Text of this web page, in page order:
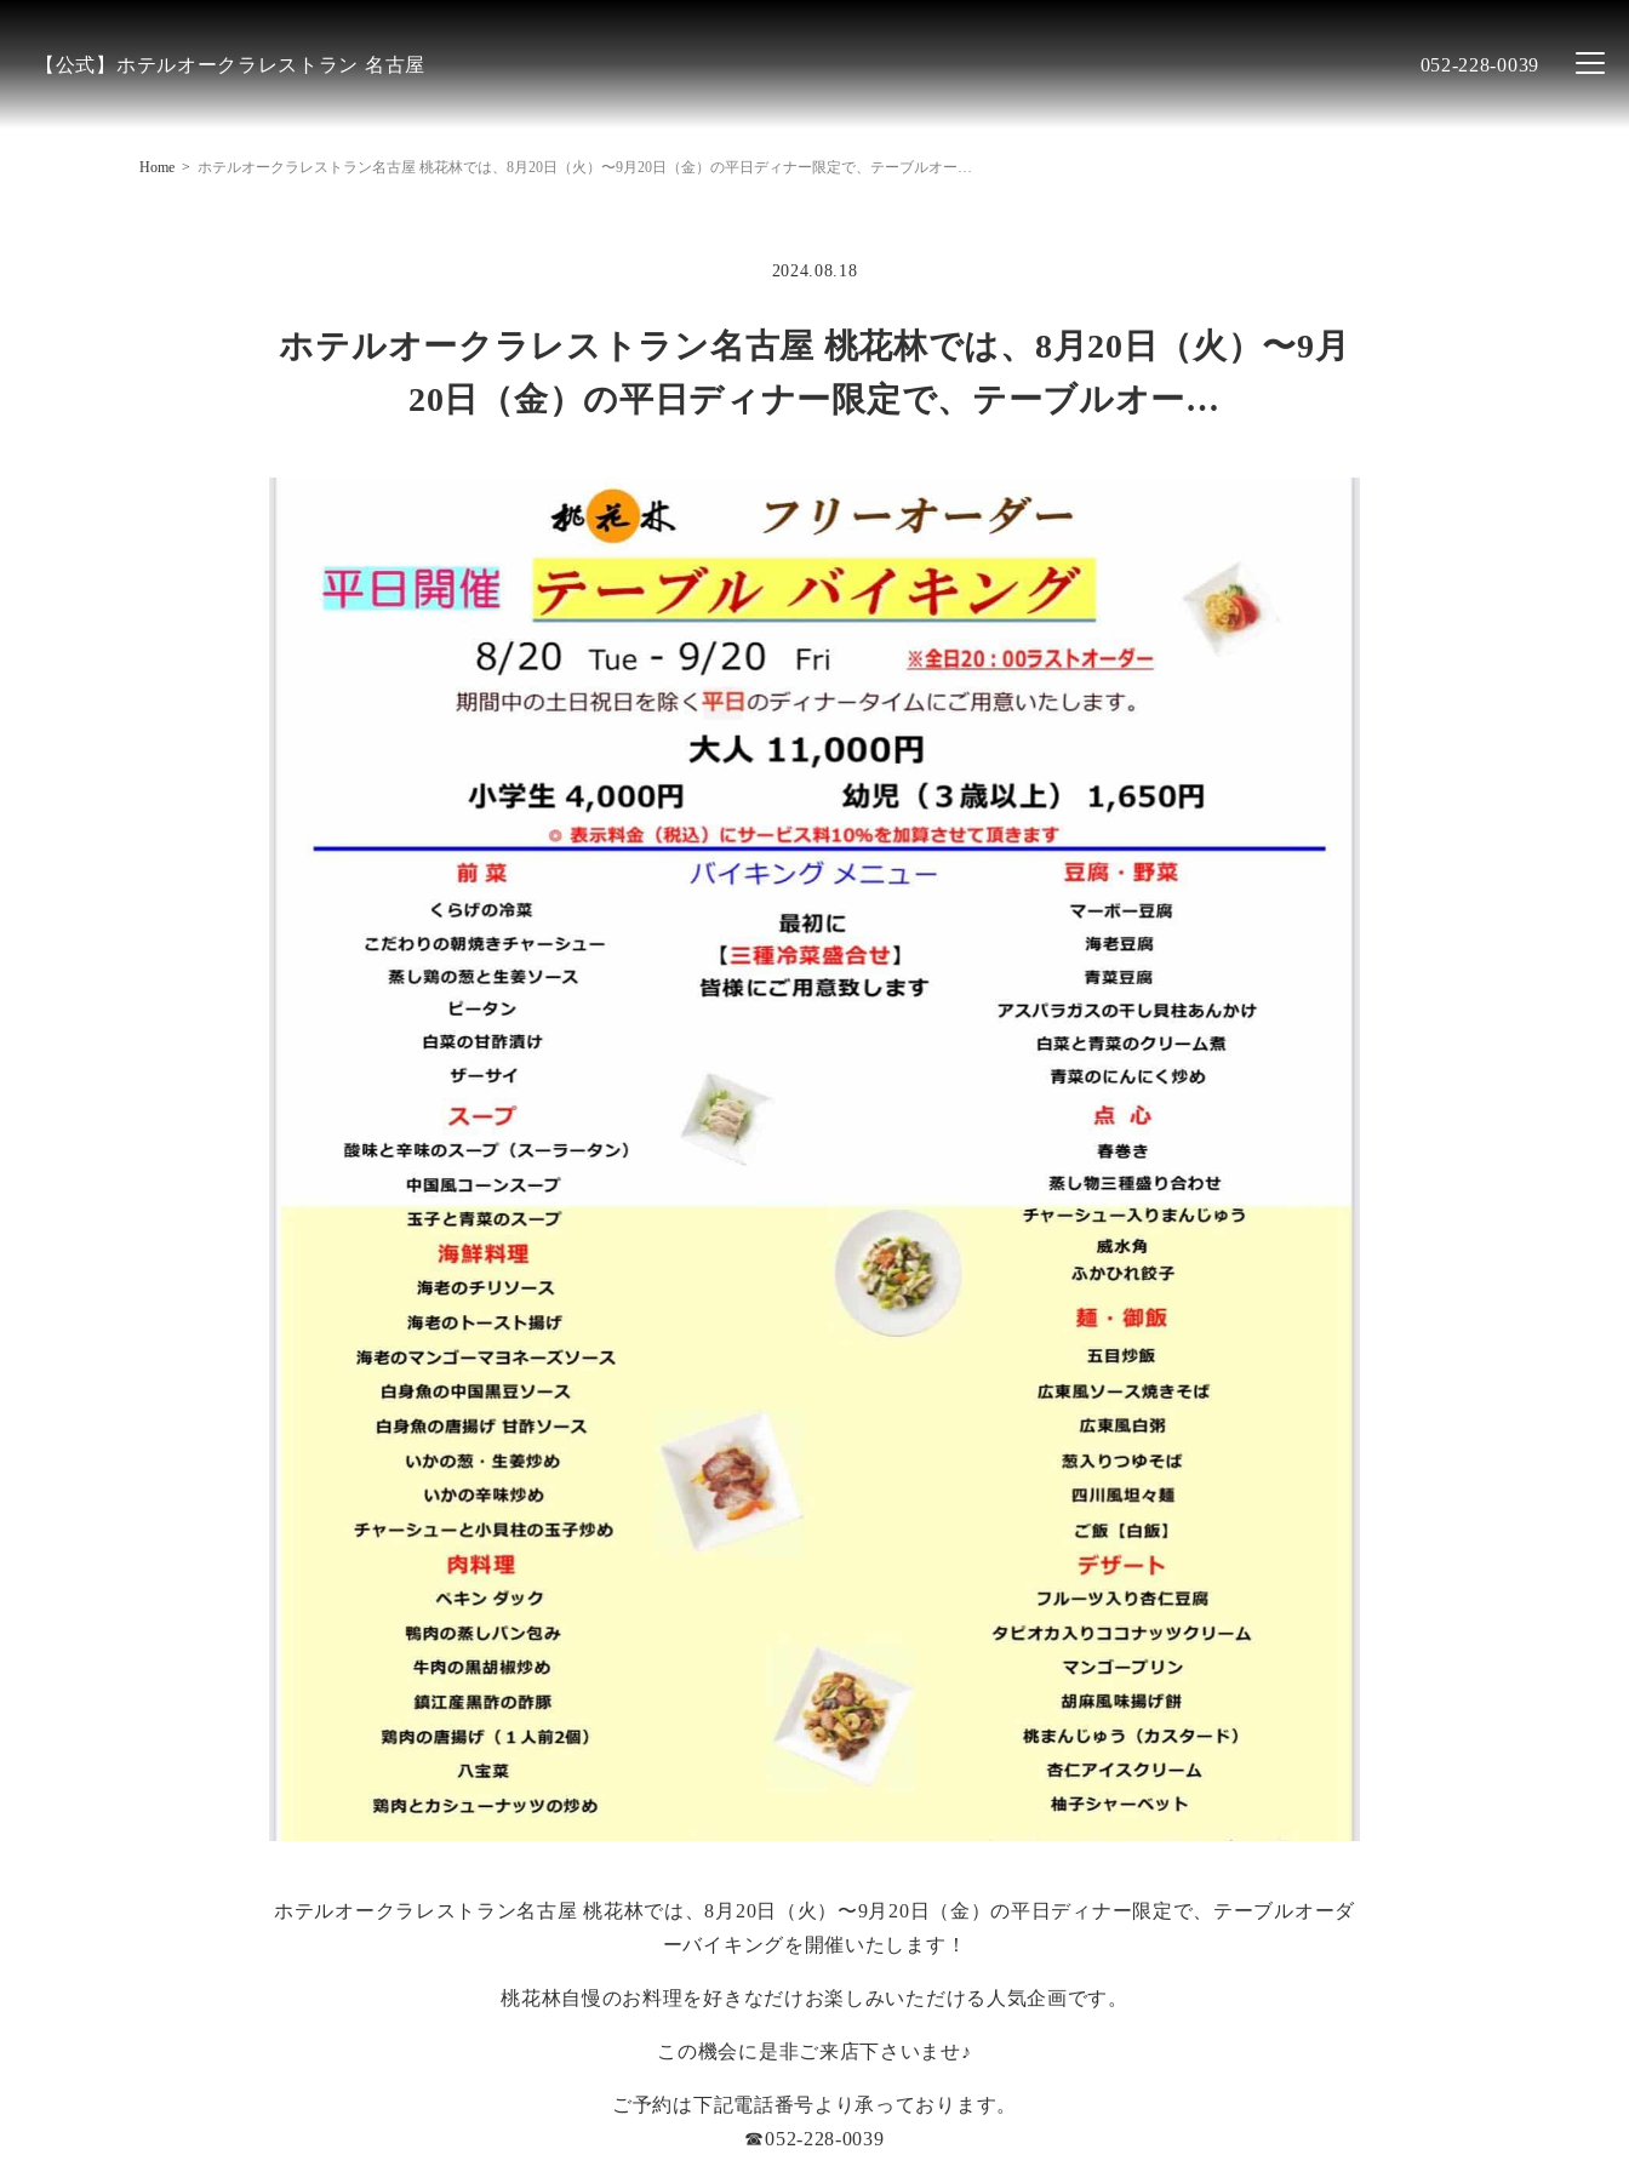
【公式】ホテルオークラレストラン 名古屋 052-228-0039
Home ホテルオークラレストラン名古屋 桃花林では、8月20日（火）〜9月20日（金）の平日ディナー限定で、テーブルオー…
2024.08.18
ホテルオークラレストラン名古屋 桃花林では、8月20日（火）〜9月
20日（金）の平日ディナー限定で、テーブルオー…
ホテルオークラレストラン名古屋 桃花林では、8月20日（火）〜9月20日（金）の平日ディナー限定で、テーブルオーダ
ーバイキングを開催いたします！
桃花林自慢のお料理を好きなだけお楽しみいただける人気企画です。
この機会に是非ご来店下さいませ♪
ご予約は下記電話番号より承っております。
☎︎052-228-0039